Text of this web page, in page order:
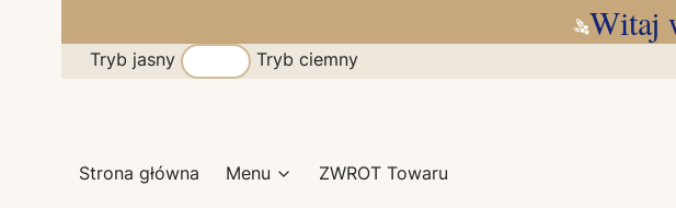
Witaj
Tryb jasny Tryb ciemny
Strona główna Menu ZWROT Towaru